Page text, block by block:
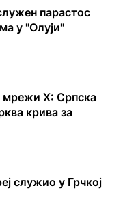
парастос
у "Олуји"
мрежи Х: Српска
крива за
служио у Грчкој